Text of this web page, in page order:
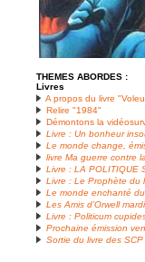
THEMES ABORDES :
Livres
A propos du livre
Relire "1984"
Démontons la
Livre : Un bonheur
Le monde change,
livre Ma guerre contre
Livre : LA POLITIQUE
Livre : Le Prophète du
Le monde enchanté
Les Amis d’Orwell
Livre : Politicum
Prochaine émission
Sortie du livre des